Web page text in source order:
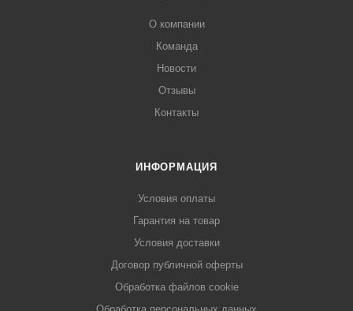
О компании
Команда
Новости
Отзывы
Контакты
ИНФОРМАЦИЯ
Условия оплаты
Гарантия на товар
Условия доставки
Договор публичной оферты
Обработка файлов cookie